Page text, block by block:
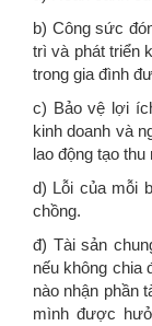
b) Công sức
trì và phát triển
trong gia đình
c) Bảo vệ lợi
kinh doanh và
lao động tạo thu
d) Lỗi của mỗi
chồng.
đ) Tài sản
nếu không chia
nào nhận phần
mình được